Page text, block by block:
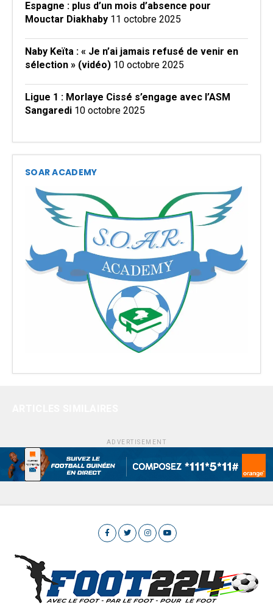
Espagne : plus d’un mois d’absence pour
Mouctar Diakhaby 11 octobre 2025
Naby Keïta : « Je n’ai jamais refusé de venir en
sélection » (vidéo) 10 octobre 2025
Ligue 1 : Morlaye Cissé s’engage avec l’ASM
Sangaredi 10 octobre 2025
SOAR ACADEMY
ADVERTISEMENT